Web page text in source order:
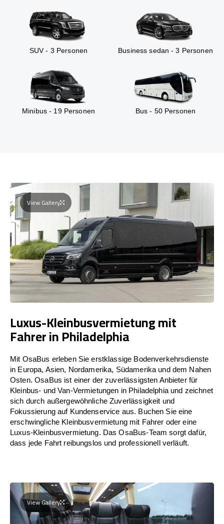
SUV - 3 Personen Business sedan - 3 Personen
Minibus - 19 Personen Bus - 50 Personen
View Gallery
Luxus-Kleinbusvermietung mit
Fahrer in Philadelphia
Mit OsaBus erleben Sie erstklassige Bodenverkehrsdienste
in Europa, Asien, Nordamerika, Südamerika und dem Nahen
Osten. OsaBus ist einer der zuverlässigsten Anbieter für
Kleinbus- und Van-Vermietungen in Philadelphia und zeichnet
sich durch außergewöhnliche Zuverlässigkeit und
Fokussierung auf Kundenservice aus. Buchen Sie eine
erschwingliche Kleinbusvermietung mit Fahrer oder eine
Luxus-Kleinbusvermietung. Das OsaBus-Team sorgt dafür,
dass jede Fahrt reibungslos und professionell verläuft.
View Gallery